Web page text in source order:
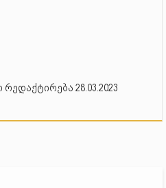
28.03.2023